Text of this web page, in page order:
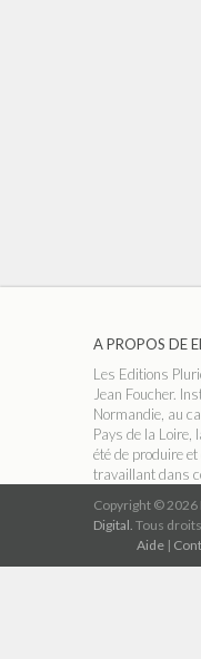
A PROPOS DE
Les Editions
Jean Foucher.
Normandie, au
Pays de la Loire,
été de produire
travaillant dans
musiciens
avec l'arrivée du
musiques
Copyright © 2026
Digital. Tous
Aide |